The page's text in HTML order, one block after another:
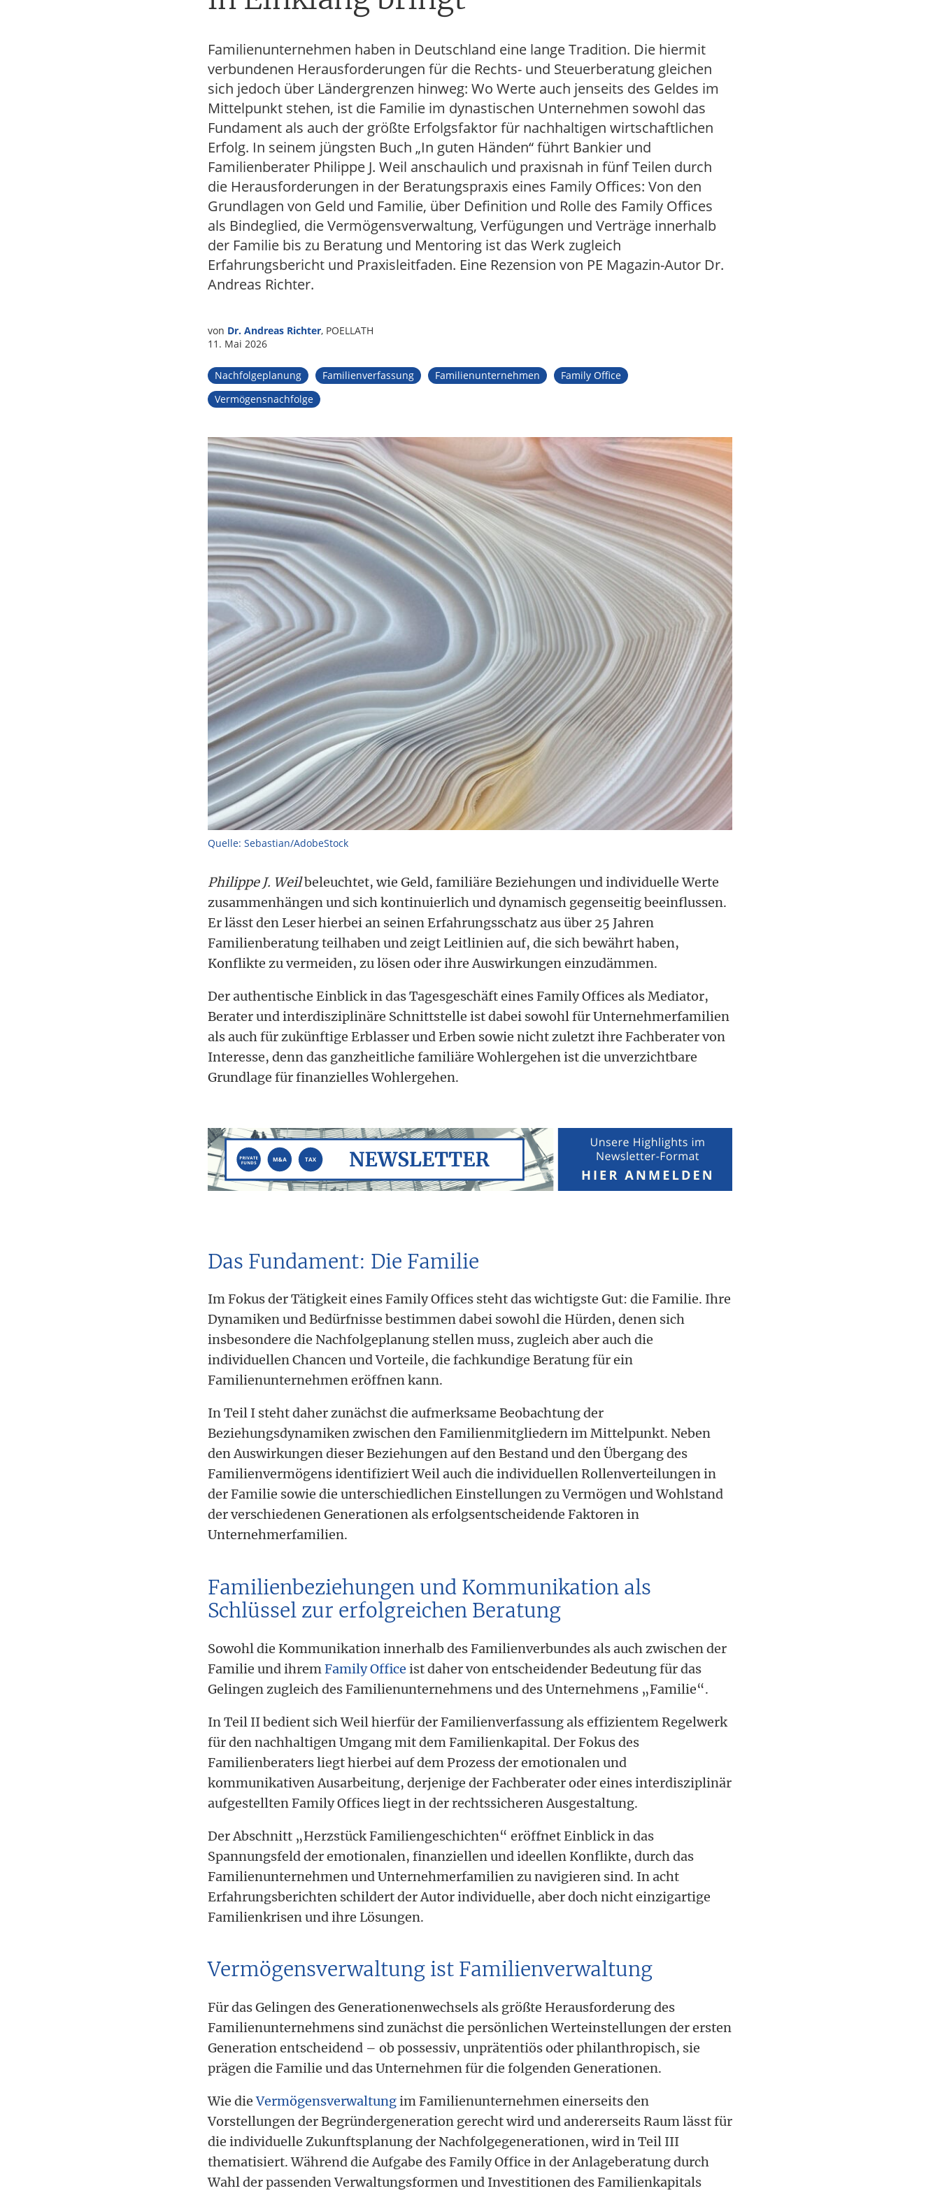
Familienunternehmen haben in Deutschland eine lange Tradition. Die hiermit
verbundenen Herausforderungen für die Rechts- und Steuerberatung gleichen
sich jedoch über Ländergrenzen hinweg: Wo Werte auch jenseits des Geldes im
Mittelpunkt stehen, ist die Familie im dynastischen Unternehmen sowohl das
Fundament als auch der größte Erfolgsfaktor für nachhaltigen wirtschaftlichen
Erfolg. In seinem jüngsten Buch „In guten Händen“ führt Bankier und
Familienberater Philippe J. Weil anschaulich und praxisnah in fünf Teilen durch
die Herausforderungen in der Beratungspraxis eines Family Offices: Von den
Grundlagen von Geld und Familie, über Definition und Rolle des Family Offices
als Bindeglied, die Vermögensverwaltung, Verfügungen und Verträge innerhalb
der Familie bis zu Beratung und Mentoring ist das Werk zugleich
Erfahrungsbericht und Praxisleitfaden. Eine Rezension von PE Magazin-Autor Dr.
Andreas Richter.
von Dr. Andreas Richter, POELLATH
11. Mai 2026
Nachfolgeplanung Familienverfassung Familienunternehmen
Family Office
Vermögensnachfolge
Quelle: Sebastian/AdobeStock
Philippe J. Weilbeleuchtet, wie Geld, familiäre Beziehungen und individuelle Werte
zusammenhängen und sich kontinuierlich und dynamisch gegenseitig beeinflussen.
Er lässt den Leser hierbei an seinen Erfahrungsschatz aus über 25 Jahren
Familienberatung teilhaben und zeigt Leitlinien auf, die sich bewährt haben,
Konflikte zu vermeiden, zu lösen oder ihre Auswirkungen einzudämmen.
Der authentische Einblick in das Tagesgeschäft eines Family Offices als Mediator,
Berater und interdisziplinäre Schnittstelle ist dabei sowohl für Unternehmerfamilien
als auch für zukünftige Erblasser und Erben sowie nicht zuletzt ihre Fachberater von
Interesse, denn das ganzheitliche familiäre Wohlergehen ist die unverzichtbare
Grundlage für finanzielles Wohlergehen.
Das Fundament: Die Familie
Im Fokus der Tätigkeit eines Family Offices steht das wichtigste Gut: die Familie. Ihre
Dynamiken und Bedürfnisse bestimmen dabei sowohl die Hürden, denen sich
insbesondere die Nachfolgeplanung stellen muss, zugleich aber auch die
individuellen Chancen und Vorteile, die fachkundige Beratung für ein
Familienunternehmen eröffnen kann.
In Teil I steht daher zunächst die aufmerksame Beobachtung der
Beziehungsdynamiken zwischen den Familienmitgliedern im Mittelpunkt. Neben
den Auswirkungen dieser Beziehungen auf den Bestand und den Übergang des
Familienvermögens identifiziert Weil auch die individuellen Rollenverteilungen in
der Familie sowie die unterschiedlichen Einstellungen zu Vermögen und Wohlstand
der verschiedenen Generationen als erfolgsentscheidende Faktoren in
Unternehmerfamilien.
Familienbeziehungen und Kommunikation als
Schlüssel zur erfolgreichen Beratung
Sowohl die Kommunikation innerhalb des Familienverbundes als auch zwischen der
Familie und ihremFamily Office ist daher von entscheidender Bedeutung für das
Gelingen zugleich des Familienunternehmens und des Unternehmens „Familie“.
In Teil II bedient sich Weil hierfür der Familienverfassung als effizientem Regelwerk
für den nachhaltigen Umgang mit dem Familienkapital. Der Fokus des
Familienberaters liegt hierbei auf dem Prozess der emotionalen und
kommunikativen Ausarbeitung, derjenige der Fachberater oder eines interdisziplinär
aufgestellten Family Offices liegt in der rechtssicheren Ausgestaltung.
Der Abschnitt „Herzstück Familiengeschichten“ eröffnet Einblick in das
Spannungsfeld der emotionalen, finanziellen und ideellen Konflikte, durch das
Familienunternehmen und Unternehmerfamilien zu navigieren sind. In acht
Erfahrungsberichten schildert der Autor individuelle, aber doch nicht einzigartige
Familienkrisen und ihre Lösungen.
Vermögensverwaltung ist Familienverwaltung
Für das Gelingen des Generationenwechsels als größte Herausforderung des
Familienunternehmens sind zunächst die persönlichen Werteinstellungen der ersten
Generation entscheidend – ob possessiv, unprätentiös oder philanthropisch, sie
prägen die Familie und das Unternehmen für die folgenden Generationen.
Wie dieVermögensverwaltungim Familienunternehmen einerseits den
Vorstellungen der Begründergeneration gerecht wird und andererseits Raum lässt für
die individuelle Zukunftsplanung der Nachfolgegenerationen, wird in Teil III
thematisiert. Während die Aufgabe des Family Office in der Anlageberatung durch
Wahl der passenden Verwaltungsformen und Investitionen des Familienkapitals